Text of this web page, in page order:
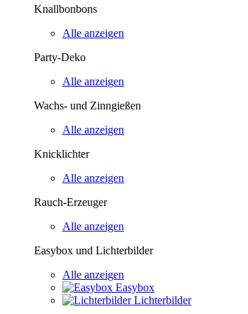
Knallbonbons
Alle anzeigen
Party-Deko
Alle anzeigen
Wachs- und Zinngießen
Alle anzeigen
Knicklichter
Alle anzeigen
Rauch-Erzeuger
Alle anzeigen
Easybox und Lichterbilder
Alle anzeigen
Easybox
Lichterbilder